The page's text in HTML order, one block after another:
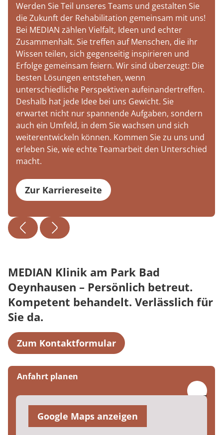
Werden Sie Teil unseres Teams und gestalten Sie
die Zukunft der Rehabilitation gemeinsam mit uns!
Bei MEDIAN zählen Vielfalt, Ideen und echter
Zusammenhalt. Sie treffen auf Menschen, die ihr
Wissen teilen, sich gegenseitig inspirieren und
Erfolge gemeinsam feiern. Wir sind überzeugt: Die
besten Lösungen entstehen, wenn
unterschiedliche Perspektiven aufeinandertreffen.
Deshalb hat jede Idee bei uns Gewicht. Sie
erwartet nicht nur spannende Aufgaben, sondern
auch ein Umfeld, in dem Sie wachsen und sich
weiterentwickeln können. Kommen Sie zu uns und
erleben Sie, wie echte Teamarbeit den Unterschied
macht.
Zur Karriereseite
MEDIAN Klinik am Park Bad
Oeynhausen – Persönlich betreut.
Kompetent behandelt. Verlässlich für
Sie da.
Zum Kontaktformular
Anfahrt planen
Google Maps anzeigen